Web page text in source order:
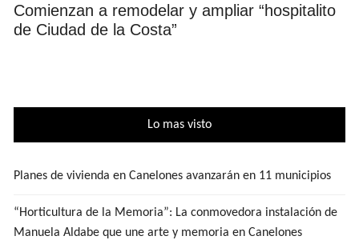
Comienzan a remodelar y ampliar “hospitalito
de Ciudad de la Costa”
Lo mas visto
Planes de vivienda en Canelones avanzarán en 11 municipios
“Horticultura de la Memoria”: La conmovedora instalación de
Manuela Aldabe que une arte y memoria en Canelones